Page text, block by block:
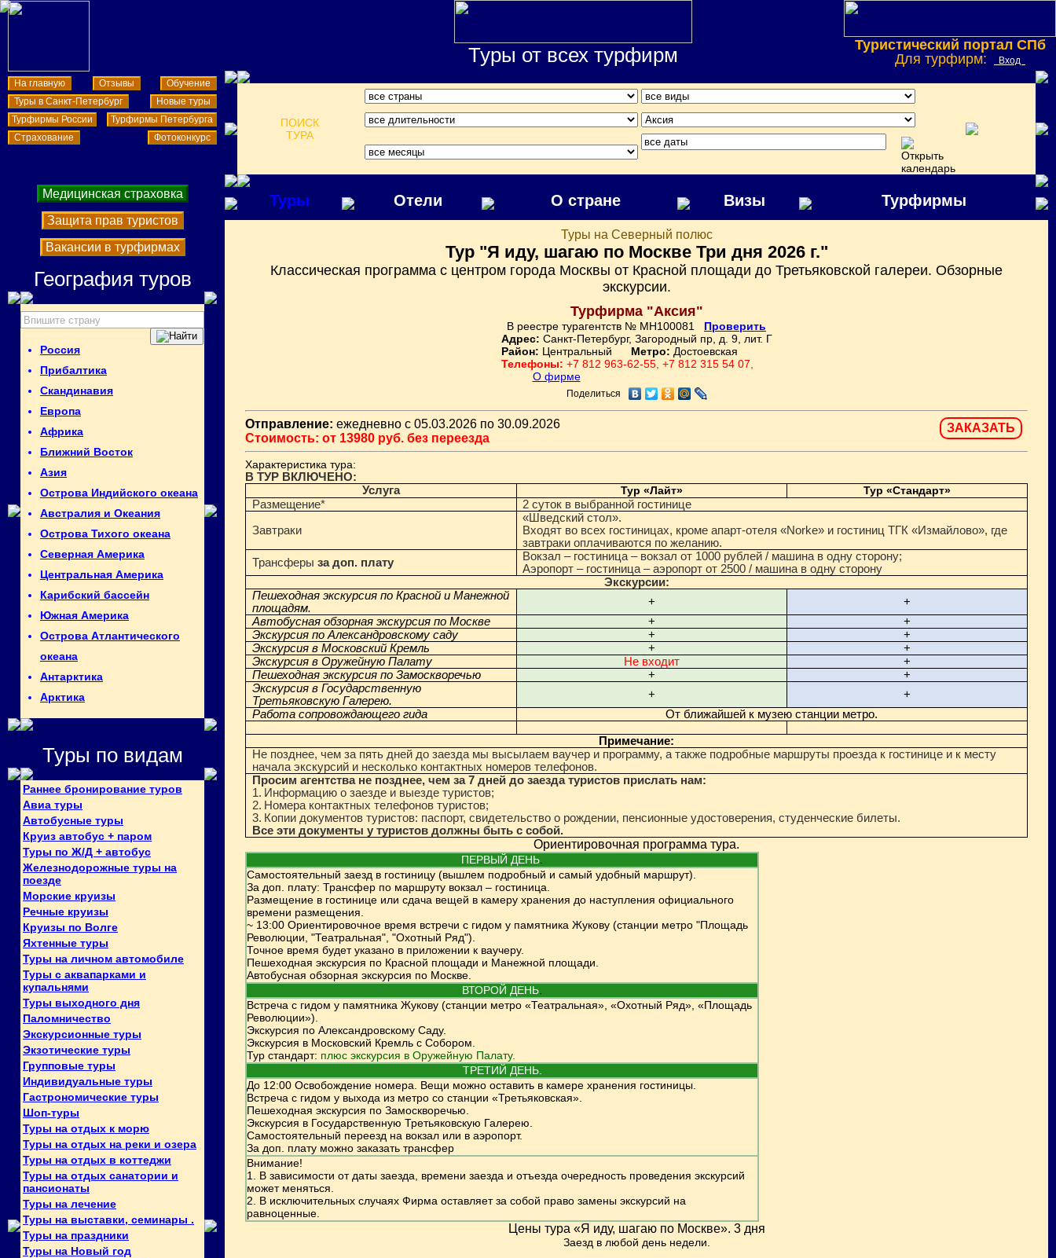
Туры от всех турфирм
Туристический портал СПб
Для турфирм:
Вход
На главную Отзывы
Обучение
Туры в Санкт-Петербург
Новые туры
Турфирмы России
Турфирмы Петербурга
Страхование
Фотоконкурс
ПОИСК
ТУРА
Медицинская страховка
Защита прав туристов
Вакансии в турфирмах
География туров
Россия
Прибалтика
Скандинавия
Европа
Африка
Ближний Восток
Азия
Острова Индийского океана
Австралия и Океания
Острова Тихого океана
Северная Америка
Центральная Америка
Карибский бассейн
Южная Америка
Острова Атлантического
океана
Антарктика
Арктика
Туры по видам
Раннее бронирование туров
Авиа туры
Автобусные туры
Круиз автобус + паром
Туры по Ж/Д + автобус
Железнодорожные туры на
поезде
Морские круизы
Речные круизы
Круизы по Волге
Яхтенные туры
Туры на личном автомобиле
Туры с аквапарками и
купальнями
Туры выходного дня
Паломничество
Экскурсионные туры
Экзотические туры
Групповые туры
Индивидуальные туры
Гастрономические туры
Шоп-туры
Туры на отдых к морю
Туры на отдых на реки и озера
Туры на отдых в коттеджи
Туры на отдых санатории и
пансионаты
Туры на лечение
Туры на выставки, семинары .
Туры на праздники
Туры на Новый год
Туры Отели О стране Визы Турфирмы
Туры на Северный полюс
Тур "Я иду, шагаю по Москве Три дня 2026 г."
Классическая программа с центром города Москвы от Красной площади до Третьяковской галереи. Обзорные
экскурсии.
Турфирма "Аксия"
В реестре турагентств № MH100081 Проверить
Адрес: Санкт-Петербург, Загородный пр, д. 9, лит. Г
Район: Центральный Метро: Достоевская
Телефоны: +7 812 963-62-55, +7 812 315 54 07,
О фирме
Поделиться
ЗАКАЗАТЬ
Отправление: ежедневно с 05.03.2026 по 30.09.2026
Стоимость: от 13980 руб. без переезда
Характеристика тура:
В ТУР ВКЛЮЧЕНО:
Услуга
Тур «Лайт»
Тур «Стандарт»
Размещение*
2 суток в выбранной гостинице
Завтраки
«Шведский стол».
Входят во всех гостиницах, кроме апарт-отеля «Norke» и гостиниц ТГК «Измайлово», где
завтраки оплачиваются по желанию.
Трансферы за доп. плату
Вокзал – гостиница – вокзал от 1000 рублей / машина в одну сторону;
Аэропорт – гостиница – аэропорт от 2500 / машина в одну сторону
Экскурсии:
Пешеходная экскурсия по Красной и Манежной
площадям.
+
+
Автобусная обзорная экскурсия по Москве
+
+
Экскурсия по Александровскому саду
+
+
Экскурсия в Московский Кремль
+
+
Экскурсия в Оружейную Палату
Не входит
+
Пешеходная экскурсия по Замоскворечью
+
+
Экскурсия в Государственную
Третьяковскую Галерею.
+
+
Работа сопровождающего гида
От ближайшей к музею станции метро.
Примечание:
Не позднее, чем за пять дней до заезда мы высылаем ваучер и программу, а также подробные маршруты проезда к гостинице и к месту
начала экскурсий и несколько контактных номеров телефонов.
Просим агентства не позднее, чем за 7 дней до заезда туристов прислать нам:
1. Информацию о заезде и выезде туристов;
2. Номера контактных телефонов туристов;
3. Копии документов туристов: паспорт, свидетельство о рождении, пенсионные удостоверения, студенческие билеты.
Все эти документы у туристов должны быть с собой.
Ориентировочная программа тура.
ПЕРВЫЙ ДЕНЬ.
Самостоятельный заезд в гостиницу (вышлем подробный и самый удобный маршрут).
За доп. плату:Трансфер по маршруту вокзал – гостиница.
Размещение в гостинице или сдача вещей в камеру хранения до наступления официального
времени размещения.
~ 13:00 Ориентировочное время встречи с гидом у памятника Жукову (станции метро "Площадь
Революции, "Театральная", "Охотный Ряд").
Точное время будет указано в приложении к ваучеру.
Пешеходная экскурсия по Красной площади и Манежной площади.
Автобусная обзорная экскурсия по Москве.
ВТОРОЙ ДЕНЬ.
Встреча с гидом у памятника Жукову (станции метро «Театральная», «Охотный Ряд», «Площадь
Революции»).
Экскурсия по Александровскому Саду.
Экскурсия в Московский Кремль с Собором.
Тур стандарт: плюс экскурсия в Оружейную Палату.
ТРЕТИЙ ДЕНЬ.
До 12:00 Освобождение номера. Вещи можно оставить в камере хранения гостиницы.
Встреча с гидом у выхода из метро со станции «Третьяковская».
Пешеходная экскурсия по Замоскворечью.
Экскурсия в Государственную Третьяковскую Галерею.
Самостоятельный переезд на вокзал или в аэропорт.
За доп. плату можно заказать трансфер
Внимание!
1. В зависимости от даты заезда, времени заезда и отъезда очередность проведения экскурсий
может меняться.
2. В исключительных случаях Фирма оставляет за собой право замены экскурсий на
равноценные.
Цены тура «Я иду, шагаю по Москве». 3 дня
Заезд в любой день недели.